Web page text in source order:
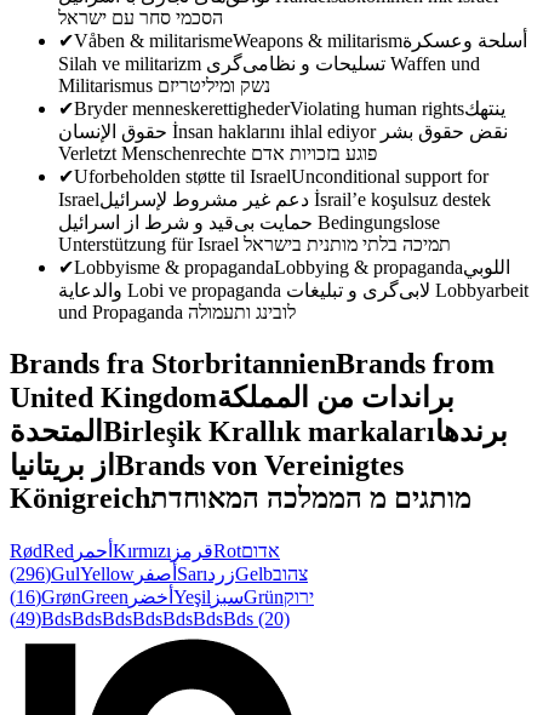
הסכמי סחר עם ישראל
✔Våben & militarismeWeapons & militarismأسلحة وعسكرة
Silah ve militarizm
Waffen und
Militarismus נשק ומיליטריזם
✔Bryder menneskerettighederViolating human rightsينتهك
İnsan haklarını ihlal ediyor نقض حقوق بشر
Verletzt Menschenrechte פוגע בזכויות אדם
✔Uforbeholden støtte til IsraelUnconditional support for
Israel
İsrail’e koşulsuz destek
Bedingungslose
Unterstützung für Israel תמיכה בלתי מותנית בישראל
✔Lobbyisme & propagandaLobbying & propagandaاللوبي
Lobi ve propaganda
Lobbyarbeit
und Propaganda לובינג ותעמולה
Brands fra StorbritannienBrands from
United Kingdomبراندات من المملكة
المتحدة Birleşik Krallık markalarıبرندها
از بریتانیا Brands von Vereinigtes
Königreichמותגים מ הממלכה המאוחדת
RødRed أحمر Kırmızı قرمزRotאדום
(296)GulYellow أصفر SarıزردGelbצהוב
(16)GrønGreen أخضر Yeşil سبزGrünירוק
(49)BdsBdsBdsBdsBdsBdsBds (20)